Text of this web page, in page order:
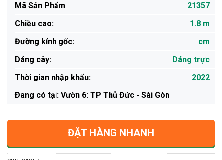
Mã Sản Phẩm
21357
Chiều cao:
1.8 m
Đường kính gốc:
cm
Dáng cây:
Dáng trực
Thời gian nhập khẩu:
2022
Ðang có tại: Vườn 6: TP Thủ Đức - Sài Gòn
ĐẶT HÀNG NHANH